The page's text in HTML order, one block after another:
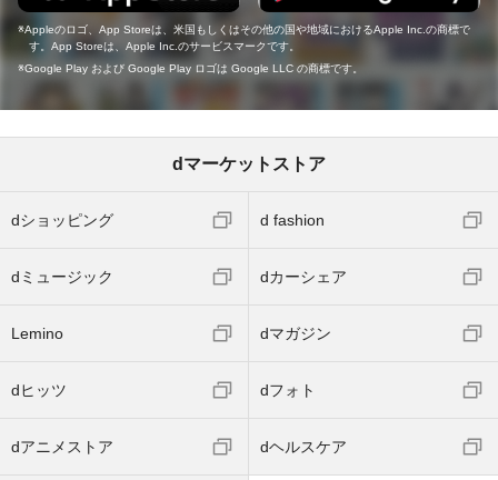
Appleのロゴ、App Storeは、米国もしくはその他の国や地域におけるApple Inc.の商標で
す。App Storeは、Apple Inc.のサービスマークです。
Google Play および Google Play ロゴは Google LLC の商標です。
dマーケットストア
dショッピング d fashion
dミュージック dカーシェア
Lemino dマガジン
dヒッツ dフォト
dアニメストア dヘルスケア